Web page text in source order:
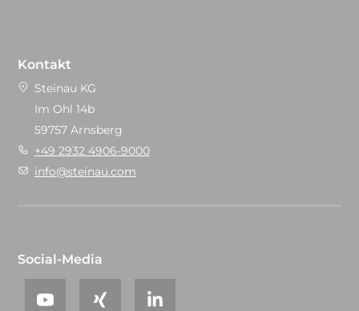
Kontakt
Steinau KG
Im Ohl 14b
59757 Arnsberg
+49 2932 4906-9000
info@steinau.com
Social-Media